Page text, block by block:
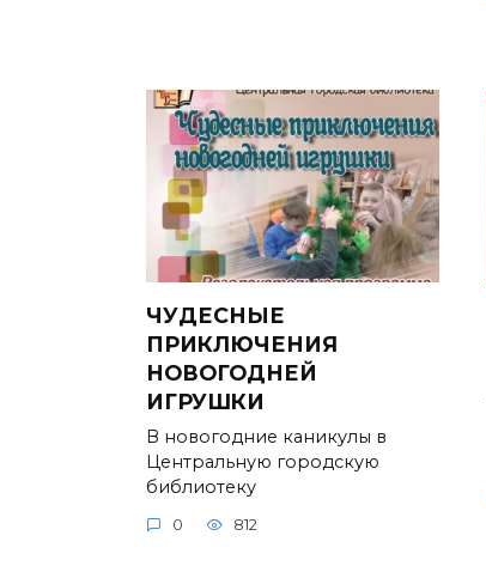
ЧУДЕСНЫЕ
ПРИКЛЮЧЕНИЯ
НОВОГОДНЕЙ
ИГРУШКИ
В новогодние каникулы в
Центральную городскую
библиотеку
0 812